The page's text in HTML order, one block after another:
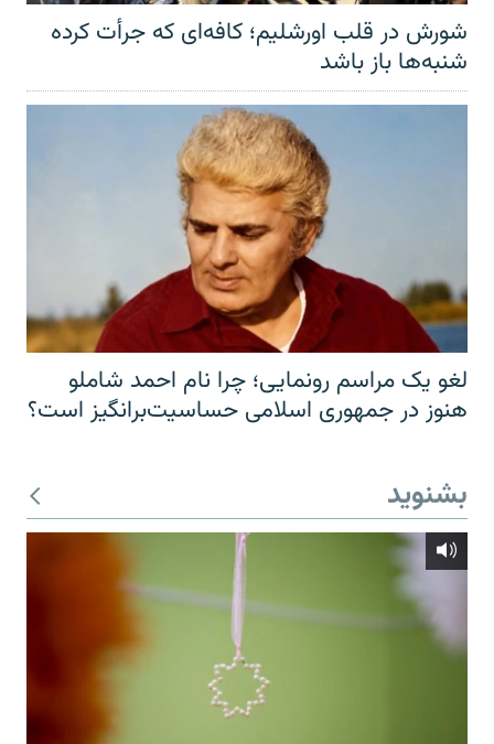
شورش در قلب اورشلیم؛ کافه‌ای که جرأت کرده
شنبه‌ها باز باشد
لغو یک مراسم رونمایی؛ چرا نام احمد شاملو
هنوز در جمهوری اسلامی حساسیت‌برانگیز است؟
بشنوید